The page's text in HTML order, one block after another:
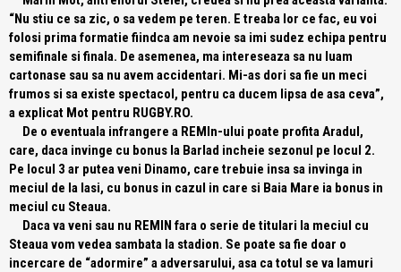
“Nu stiu ce sa zic, o sa vedem pe teren. E treaba lor ce fac, eu voi
folosi prima formatie fiindca am nevoie sa imi sudez echipa pentru
semifinale si finala. De asemenea, ma intereseaza sa nu luam
cartonase sau sa nu avem accidentari. Mi-as dori sa fie un meci
frumos si sa existe spectacol, pentru ca ducem lipsa de asa ceva”,
a explicat Mot pentru RUGBY.RO.
De o eventuala infrangere a REMIn-ului poate profita Aradul,
care, daca invinge cu bonus la Barlad incheie sezonul pe locul 2.
Pe locul 3 ar putea veni Dinamo, care trebuie insa sa invinga in
meciul de la Iasi, cu bonus in cazul in care si Baia Mare ia bonus in
meciul cu Steaua.
Daca va veni sau nu REMIN fara o serie de titulari la meciul cu
Steaua vom vedea sambata la stadion. Se poate sa fie doar o
incercare de “adormire” a adversarului, asa ca totul se va lamuri